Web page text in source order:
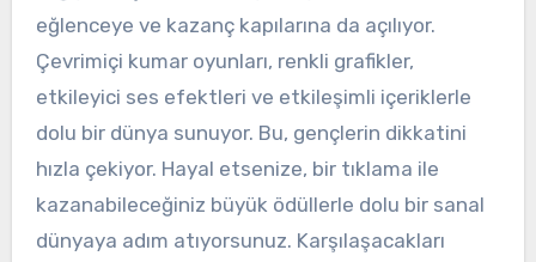
eğlenceye ve kazanç kapılarına da açılıyor.
Çevrimiçi kumar oyunları, renkli grafikler,
etkileyici ses efektleri ve etkileşimli içeriklerle
dolu bir dünya sunuyor. Bu, gençlerin dikkatini
hızla çekiyor. Hayal etsenize, bir tıklama ile
kazanabileceğiniz büyük ödüllerle dolu bir sanal
dünyaya adım atıyorsunuz. Karşılaşacakları